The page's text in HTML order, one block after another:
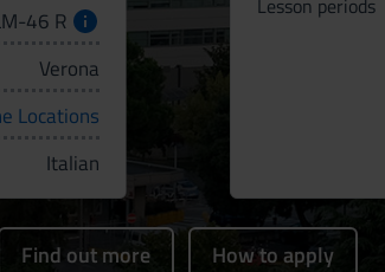
46 R
Verona
Locations
Italian
Lesson periods
Find out more How to apply